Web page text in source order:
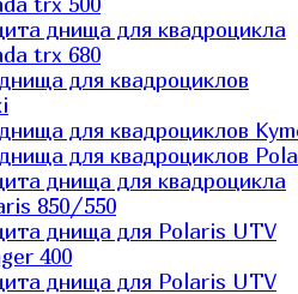
днища для квадроцикла
trx 680
для квадроциклов
для квадроциклов
для квадроциклов
днища для квадроцикла
850/550
днища для Polaris UTV
400
днища для Polaris UTV